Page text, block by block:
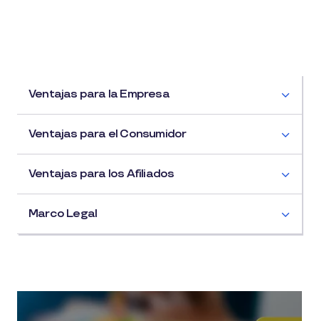
Ventajas para la Empresa
Ventajas para el Consumidor
Ventajas para los Afiliados
Marco Legal